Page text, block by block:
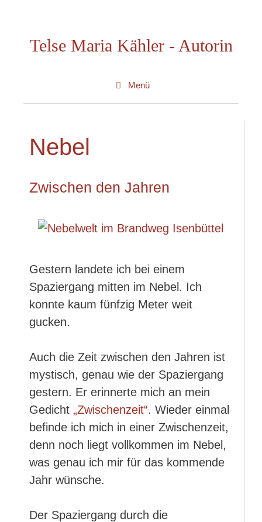
springenTelse Maria Kähler - Autorin
Menü
Nebel
Zwischen den Jahren
Gestern landete ich bei einem
Spaziergang mitten im Nebel. Ich
konnte kaum fünfzig Meter weit
gucken.
Auch die Zeit zwischen den Jahren ist
mystisch, genau wie der Spaziergang
gestern. Er erinnerte mich an mein
Gedicht „Zwischenzeit“. Wieder einmal
befinde ich mich in einer Zwischenzeit,
denn noch liegt vollkommen im Nebel,
was genau ich mir für das kommende
Jahr wünsche.
Der Spaziergang durch die